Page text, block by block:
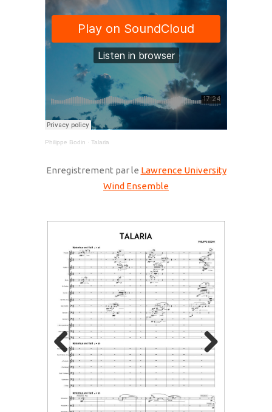
Philippe Bodin · Talaria
Enregistrement par le Lawrence University
Wind Ensemble
Previous Next